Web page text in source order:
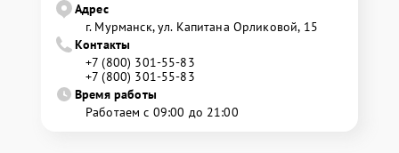
Адрес
г. Мурманск, ул. Капитана Орликовой, 15
Контакты
+7 (800) 301-55-83
+7 (800) 301-55-83
Время работы
Работаем с 09:00 до 21:00